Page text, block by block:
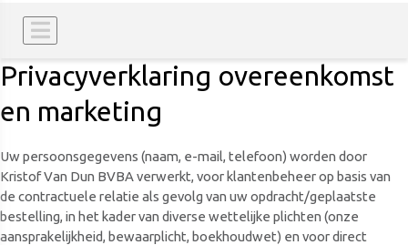
Privacyverklaring overeenkomst
en marketing
Uw persoonsgegevens (naam, e-mail, telefoon) worden door
Kristof Van Dun BVBA verwerkt, voor klantenbeheer op basis van
de contractuele relatie als gevolg van uw opdracht/geplaatste
bestelling, in het kader van diverse wettelijke plichten (onze
aansprakelijkheid, bewaarplicht, boekhoudwet) en voor direct